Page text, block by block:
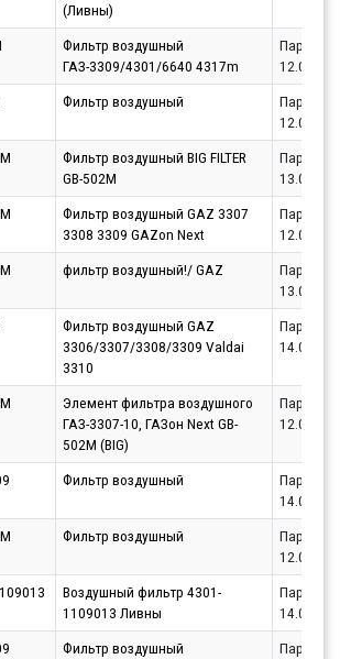
(Ливны)
Фильтр воздушный
ГАЗ-3309/4301/6640 4317m
Партнёр
Фильтр воздушный
Партнёр
Фильтр воздушный BIG FILTER
GB-502M
Партнёр
Фильтр воздушный GAZ 3307
3308 3309 GAZon Next
Партнёр
фильтр воздушный!/ GAZ
Партнёр
Фильтр воздушный GAZ
3306/3307/3308/3309 Valdai
3310
Партнёр
Элемент фильтра воздушного
ГАЗ-3307-10, ГАЗон Next GB-
502M (BIG)
Партнёр
Фильтр воздушный
Партнёр
Фильтр воздушный
Партнёр
Воздушный фильтр 4301-
1109013 Ливны
Партнёр
Фильтр воздушный
Партнёр